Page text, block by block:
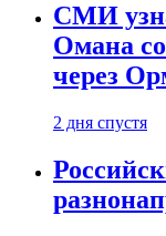
СМИ
Омана
через
2 дня спустя